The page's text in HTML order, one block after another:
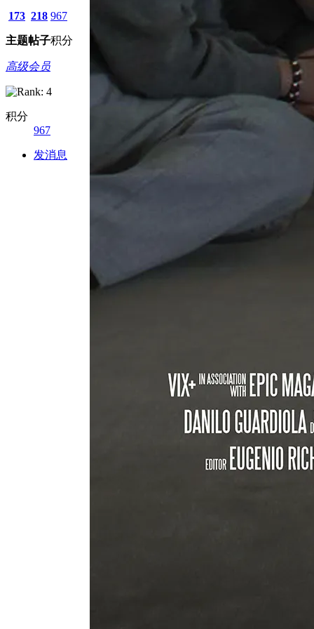
173
主题
218
帖子
967
积分
高级会员
积分
967
发消息